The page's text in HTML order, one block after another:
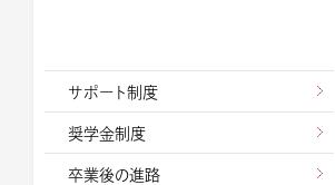
サポート制度
奨学金制度
卒業後の進路